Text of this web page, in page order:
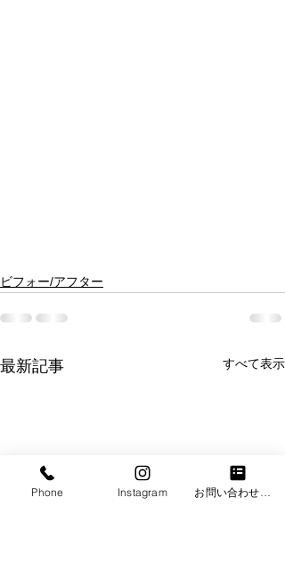
ビフォー/アフター
最新記事 すべて表示
Phone Instagram